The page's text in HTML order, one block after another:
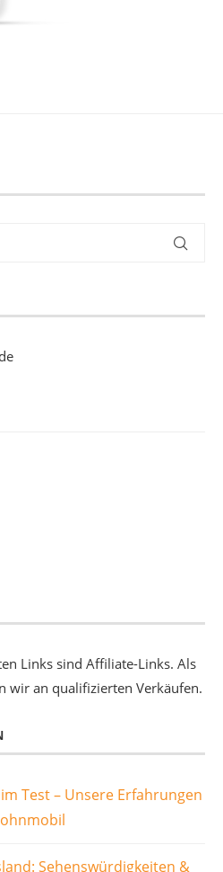
Links sind Affiliate-Links. Als
wir an qualifizierten Verkäufen.
Test – Unsere Erfahrungen
Sehenswürdigkeiten &